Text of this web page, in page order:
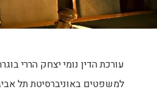
עורכת הדין נומי יצחק הררי
למשפטים באוניברסיטת תל